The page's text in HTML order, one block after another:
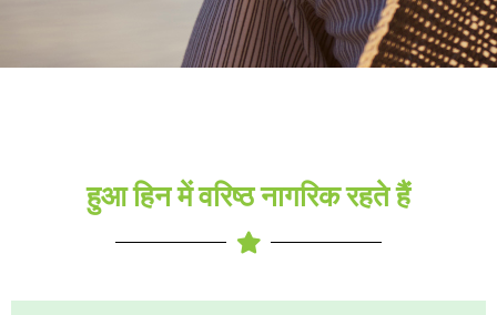
हुआ हिन में वरिष्ठ नागरिक रहते हैं